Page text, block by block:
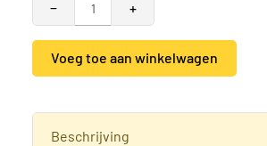
− +
Voeg toe aan winkelwagen
Beschrijving